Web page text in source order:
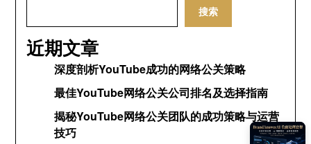
搜索
近期文章
深度剖析YouTube成功的网络公关策略
最佳YouTube网络公关公司排名及选择指南
揭秘YouTube网络公关团队的成功策略与运营
技巧